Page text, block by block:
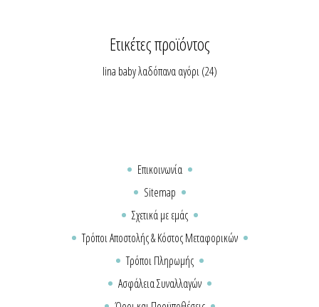
Ετικέτες προϊόντος
lina baby λαδόπανα αγόρι (24)
Επικοινωνία
Sitemap
Σχετικά με εμάς
Τρόποι Αποστολής & Κόστος Μεταφορικών
Τρόποι Πληρωμής
Ασφάλεια Συναλλαγών